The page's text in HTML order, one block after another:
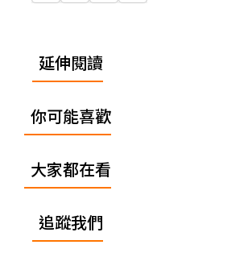
延伸閱讀
你可能喜歡
大家都在看
追蹤我們